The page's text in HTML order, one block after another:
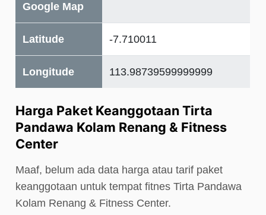
Google Map
Latitude -7.710011
Longitude 113.98739599999999
Harga Paket Keanggotaan Tirta
Pandawa Kolam Renang & Fitness
Center
Maaf, belum ada data harga atau tarif paket
keanggotaan untuk tempat fitnes Tirta Pandawa
Kolam Renang & Fitness Center.